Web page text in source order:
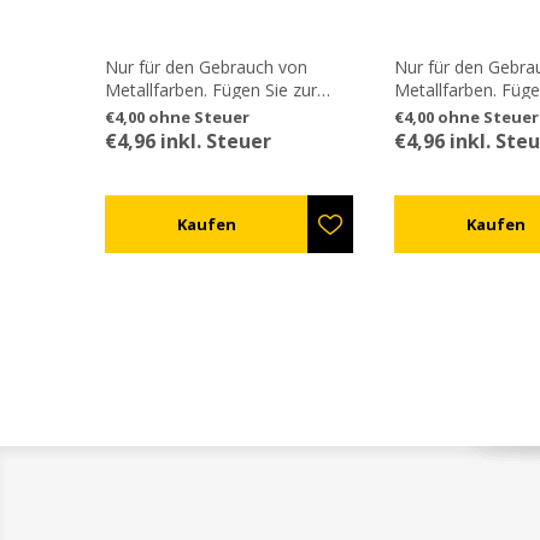
Nur für den Gebrauch von
Metallfarben. Fügen Sie zur
Grundfarbe ref.TA11ΧΜ1 oder
ref.TA11ΧΜ2 die benötigte
Menge hinzu, um den
€4,00 ohne Steuer
€4,96 inkl. Steuer
Nur für den
Metallfarben.
Grundfarbe
ref.TA11ΧΜ2 die
Menge hinzu, um
€4,00 ohne Steuer
€4,96 inkl.